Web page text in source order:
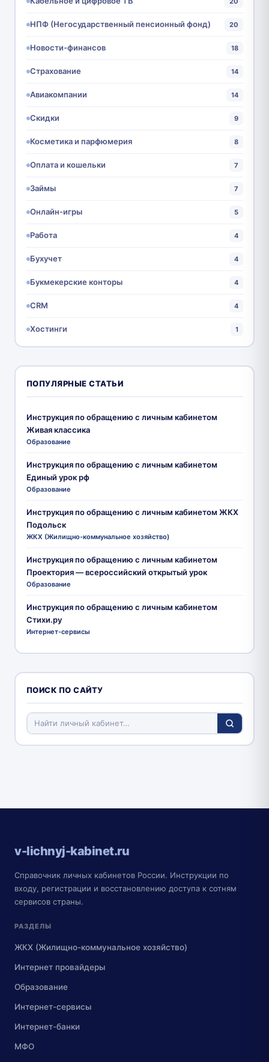
НПФ (Негосударственный пенсионный фонд) 20
Новости-финансов 18
Страхование 14
Авиакомпании 14
Скидки 9
Косметика и парфюмерия 8
Оплата и кошельки 7
Займы 7
Онлайн-игры 5
Работа 4
Бухучет 4
Букмекерские конторы 4
CRM 4
Хостинги 1
ПОПУЛЯРНЫЕ СТАТЬИ
Инструкция по обращению с личным кабинетом
Живая классика
Образование
Инструкция по обращению с личным кабинетом
Единый урок рф
Образование
Инструкция по обращению с личным кабинетом ЖКХ
Подольск
ЖКХ (Жилищно-коммунальное хозяйство)
Инструкция по обращению с личным кабинетом
Проектория — всероссийский открытый урок
Образование
Инструкция по обращению с личным кабинетом
Стихи.ру
Интернет-сервисы
ПОИСК ПО САЙТУ
v-lichnyj-kabinet.ru
Справочник личных кабинетов России. Инструкции по
входу, регистрации и восстановлению доступа к сотням
сервисов страны.
РАЗДЕЛЫ
ЖКХ (Жилищно-коммунальное хозяйство)
Интернет провайдеры
Образование
Интернет-сервисы
Интернет-банки
МФО